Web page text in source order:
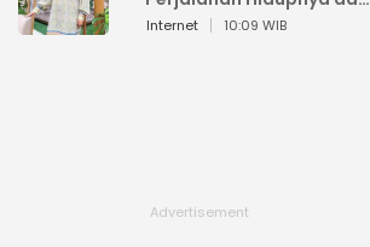
Viral hingga Puncak
Internet 10:09 WIB